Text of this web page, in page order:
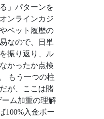
」パターンを
ンラインカジ
ベット履歴の
なので、日単
振り返り、ル
かったか点検
もう一つの柱
が、ここは賭
ム加重の理解
100%入金ボー